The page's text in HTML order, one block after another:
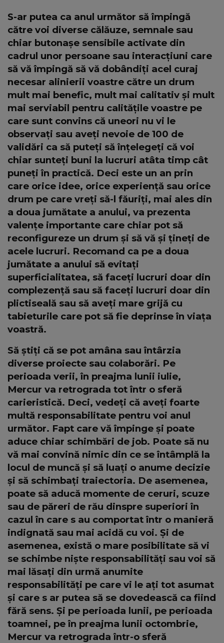
S-ar putea ca anul următor să împingă
către voi diverse călăuze, semnale sau
chiar butonașe sensibile activate din
cadrul unor persoane sau interacțiuni care
să vă împingă să vă dobândiți acel curaj
necesar alinierii voastre către un drum
mult mai benefic, mult mai calitativ și mult
mai serviabil pentru calitățile voastre pe
care sunt convins că uneori nu vi le
observați sau aveți nevoie de 100 de
validări ca să puteți să înțelegeți că voi
chiar sunteți buni la lucruri atâta timp cât
puneți în practică. Deci este un an prin
care orice idee, orice experiență sau orice
drum pe care vreți să-l făuriți, mai ales din
a doua jumătate a anului, va prezenta
valențe importante care chiar pot să
reconfigureze un drum și să vă și țineți de
acele lucruri. Recomand ca pe a doua
jumătate a anului să evitați
superficialitatea, să faceți lucruri doar din
complezență sau să faceți lucruri doar din
plictiseală sau să aveți mare grijă cu
tabieturile care pot să fie deprinse în viața
voastră.
Să știți că se pot amâna sau întârzia
diverse proiecte sau colaborări. Pe
perioada verii, în preajma lunii iulie,
Mercur va retrograda tot într o sferă
carieristică. Deci, vedeți că aveți foarte
multă responsabilitate pentru voi anul
următor. Fapt care vă împinge și poate
aduce chiar schimbări de job. Poate să nu
vă mai convină nimic din ce se întâmplă la
locul de muncă și să luați o anume decizie
și să schimbați traiectoria. De asemenea,
poate să aducă momente de ceruri, scuze
sau de păreri de rău dinspre superiori în
cazul în care s au comportat într o manieră
indignată sau mai acidă cu voi. Și de
asemenea, există o mare posibilitate să vi
se schimbe niște responsabilități sau voi să
mai lăsați din urmă anumite
responsabilități pe care vi le ați tot asumat
și care s ar putea să se dovedească ca fiind
fără sens. Și pe perioada lunii, pe perioada
toamnei, pe în preajma lunii octombrie,
Mercur va retrograda într-o sferă